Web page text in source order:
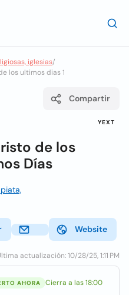
iglesias/
los ultimos dias 1
YEXT
Compartir
de los
Días
Website
actualización: 10/28/25, 1:11 PM
AHORA Cierra a las 18:00